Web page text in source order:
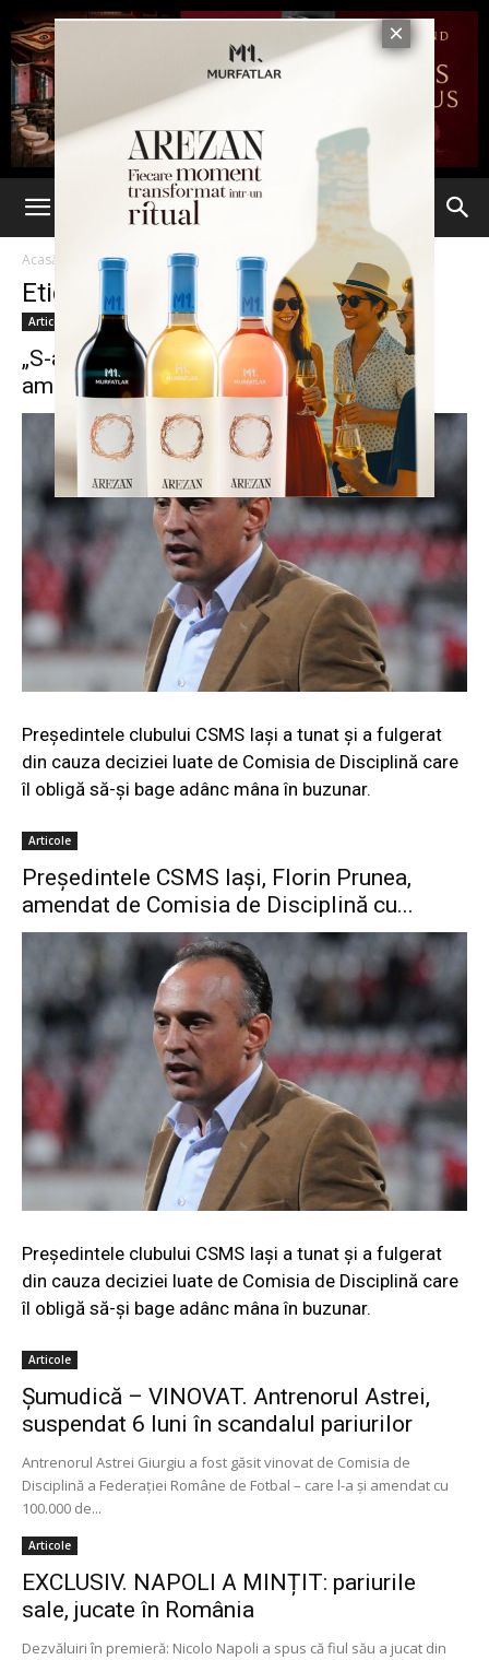
Acasă Etichete Comisia de disciplina
Etichetă: Comisia de disciplina
Articole
„S-a întors Ceauşescu”: Florin Prunea,
amendat de Comisia de Disciplină cu...
Preşedintele clubului CSMS Iaşi a tunat şi a fulgerat
din cauza deciziei luate de Comisia de Disciplină care
îl obligă să-şi bage adânc mâna în buzunar.
Articole
Preşedintele CSMS Iaşi, Florin Prunea,
amendat de Comisia de Disciplină cu...
Preşedintele clubului CSMS Iaşi a tunat şi a fulgerat
din cauza deciziei luate de Comisia de Disciplină care
îl obligă să-şi bage adânc mâna în buzunar.
Articole
Șumudică – VINOVAT. Antrenorul Astrei,
suspendat 6 luni în scandalul pariurilor
Antrenorul Astrei Giurgiu a fost găsit vinovat de Comisia de
Disciplină a Federaţiei Române de Fotbal – care l-a şi amendat cu
100.000 de...
Articole
EXCLUSIV. NAPOLI A MINȚIT: pariurile
sale, jucate în România
Dezvăluiri în premieră: Nicolo Napoli a spus că fiul său a jucat din